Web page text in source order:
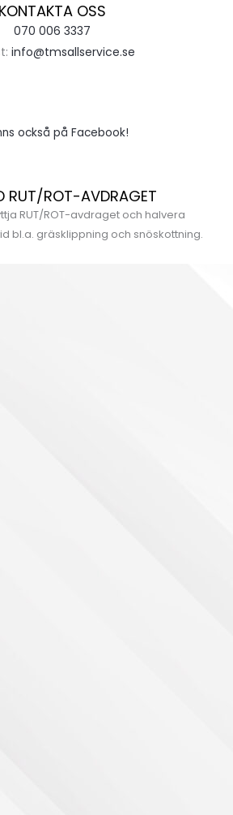
KONTAKTA OSS
070 006 3337
info@tmsallservice.se
också på Facebook!
RUT/ROT-AVDRAGET
RUT/ROT-avdraget och halvera
bl.a. gräsklippning och snöskottning.